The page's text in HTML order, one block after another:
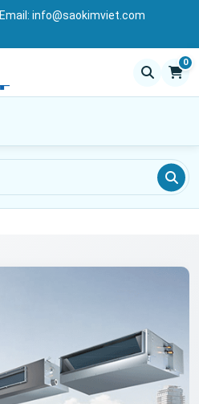
Email: info@saokimviet.com
0